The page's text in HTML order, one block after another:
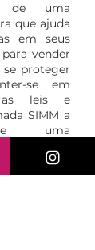
de uma
que ajuda
em seus
vender
proteger
se em
as leis e
SIMM a
uma
e modelos
entra no